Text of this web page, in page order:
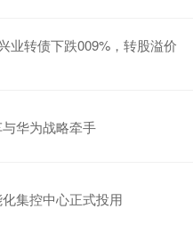
业转债下跌009%，转股溢价
华为战略牵手
集控中心正式投用